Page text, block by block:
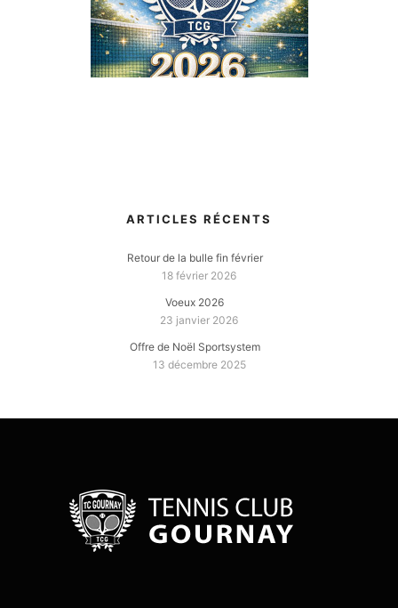
ARTICLES RÉCENTS
Retour de la bulle fin février
18 février 2026
Voeux 2026
23 janvier 2026
Offre de Noël Sportsystem
13 décembre 2025